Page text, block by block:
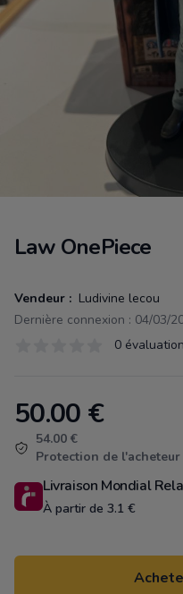
Law OnePiece
Vendeur : Ludivine lecou
Dernière connexion : 04/03/
0
Product information
50.00 €
54.00 €
Protection de
Livraison Mondial
À partir de 3.1 €